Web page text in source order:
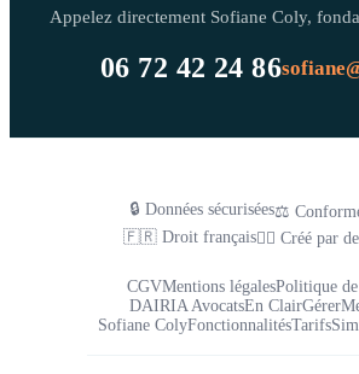
Appelez directement Sofiane Coly,
06 72 42 24 86
🔒 Données sécurisées⚖️
🇫🇷 Droit français👨‍⚖️ Créé par
CGVMentions légalesPolitique
DAIRIA AvocatsEn Clair
Sofiane ColyFonctionnalitésTarifs